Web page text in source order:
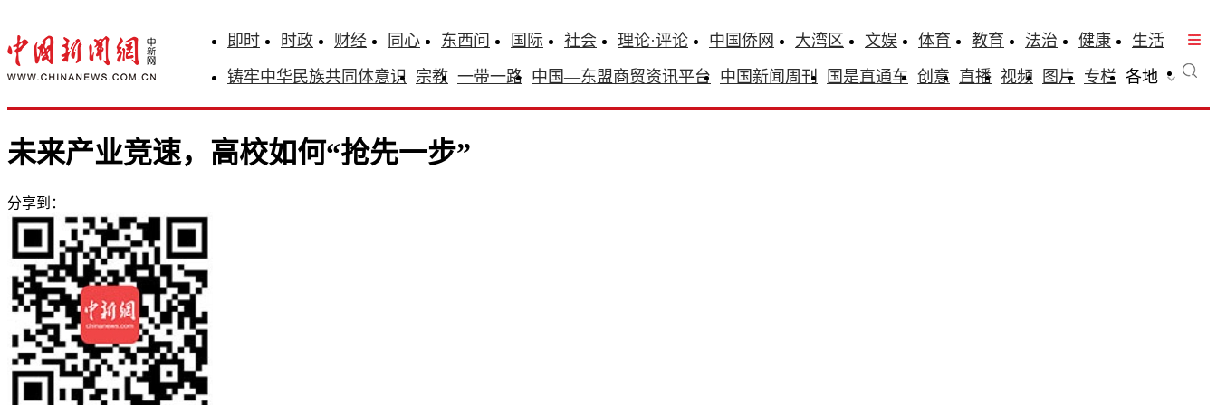
即时 时政 财经 同心 东西问 国际 社会 理论·评论 中国侨网 大湾区 文娱 体育 教育 法治 健康
生活
铸牢中华民族共同体意识 宗教 一带一路 中国—东盟商贸资讯平台 中国新闻周刊 国是直通车 创意 直播 视频 图片 专栏 各地
未来产业竞速，高校如何“抢先一步”
分享到：